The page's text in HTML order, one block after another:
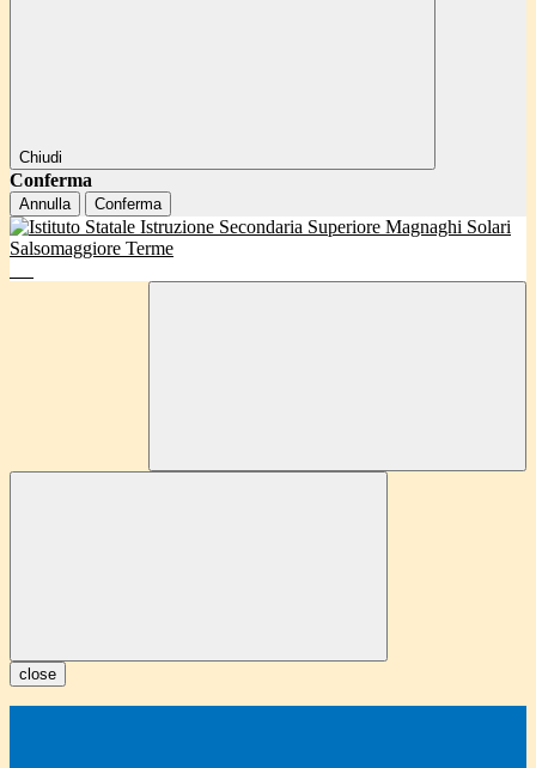
Chiudi
Conferma
Annulla Conferma
close